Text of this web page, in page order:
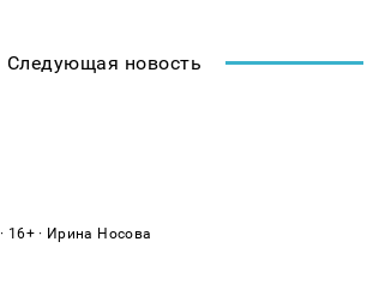
Следующая новость
· 16+ · Ирина Носова